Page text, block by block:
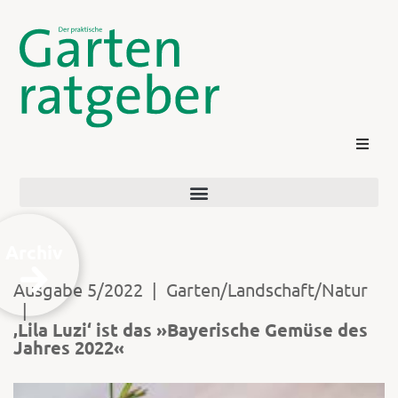
Kontakt
Ausgabe 5/2022 | Garten/Landschaft/Natur
|
‚Lila Luzi‘ ist das »Bayerische Gemüse des
Jahres 2022«